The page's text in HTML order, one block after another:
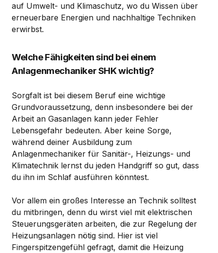
auf Umwelt- und Klimaschutz, wo du Wissen über
erneuerbare Energien und nachhaltige Techniken
erwirbst.
Welche Fähigkeiten sind bei einem
Anlagenmechaniker SHK wichtig?
Sorgfalt ist bei diesem Beruf eine wichtige
Grundvoraussetzung, denn insbesondere bei der
Arbeit an Gasanlagen kann jeder Fehler
Lebensgefahr bedeuten. Aber keine Sorge,
während deiner Ausbildung zum
Anlagenmechaniker für Sanitär-, Heizungs- und
Klimatechnik lernst du jeden Handgriff so gut, dass
du ihn im Schlaf ausführen könntest.
Vor allem ein großes Interesse an Technik solltest
du mitbringen, denn du wirst viel mit elektrischen
Steuerungsgeräten arbeiten, die zur Regelung der
Heizungsanlagen nötig sind. Hier ist viel
Fingerspitzengefühl gefragt, damit die Heizung